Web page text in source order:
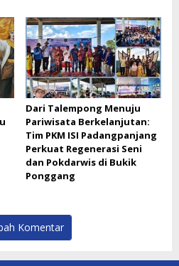
Dari Talempong Menuju
Pariwisata Berkelanjutan:
Tim PKM ISI Padangpanjang
Perkuat Regenerasi Seni
dan Pokdarwis di Bukik
Ponggang
Komentar